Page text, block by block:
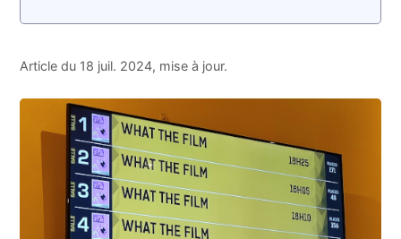
Article du 18 juil. 2024, mise à jour.